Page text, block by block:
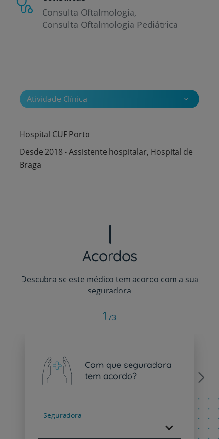
Consulta Oftalmologia
Consulta Oftalmologia Pediátrica
Atividade Clínica
Hospital CUF Porto
Desde 2018 - Assistente hospitalar, Hospital de
Braga
Acordos
Descubra se este médico tem acordo com a sua
seguradora
Com que seguradora
tem acordo?
Seguradora
Next
1 /3